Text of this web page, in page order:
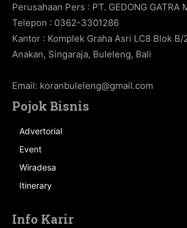
Perusahaan Pers : PT. GEDONG GATRA
Telepon : 0362-3301286
Kantor : Komplek Graha Asri LC8 Blok B/
Anakan, Singaraja, Buleleng, Bali
Email: koranbuleleng@gmail.com
Pojok Bisnis
Advertorial
Event
Wiradesa
Itinerary
Info Karir